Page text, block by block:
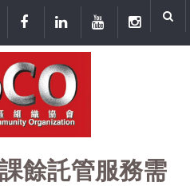
餘託管服務需